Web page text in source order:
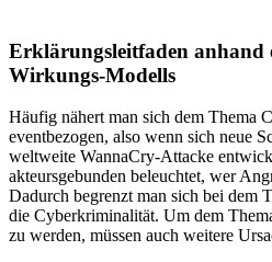
Erklärungsleitfaden anhand
Wirkungs-Modells
Häufig nähert man sich dem Thema
eventbezogen, also wenn sich neue
weltweite WannaCry-Attacke
akteursgebunden beleuchtet, wer
Dadurch begrenzt man sich bei dem
die Cyberkriminalität. Um dem
zu werden, müssen auch weitere